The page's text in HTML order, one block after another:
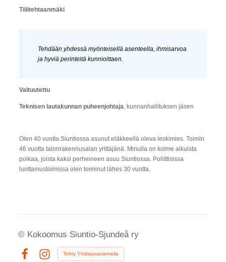
Tiilitehtaanmäki
Tehdään yhdessä myönteisellä asenteella, ihmisarvoa
ja hyviä perinteitä kunnioittaen.
Valtuutettu
Teknisen lautakunnan puheenjohtaja, kunnanhallituksen jäsen
Olen 40 vuotta Siuntiossa asunut eläkkeellä oleva leskimies. Toimin
46 vuotta talonrakennusalan yrittäjänä. Minulla on kolme aikuista
poikaa, joista kaksi perheineen asuu Siuntiossa. Poliittisissa
luottamustoimissa olen toiminut lähes 30 vuotta.
© Kokoomus Siuntio-Sjundeå ry
Tehty Yhdistysavaimella